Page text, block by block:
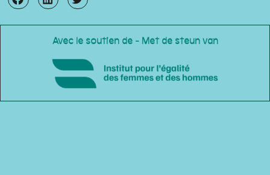
Avec le soutien de - Met de steun van